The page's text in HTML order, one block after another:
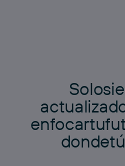
Solosie
actualizad
enfocartufu
dondetú